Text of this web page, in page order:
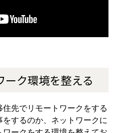
ク環境を整える
先でリモートワークをする
するのか、ネットワークに